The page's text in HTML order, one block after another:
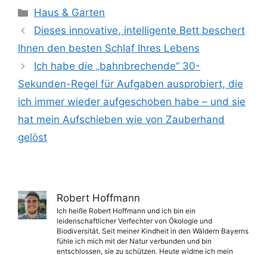
Kategorien
Haus & Garten
Dieses innovative, intelligente Bett beschert
Ihnen den besten Schlaf Ihres Lebens
Ich habe die „bahnbrechende“ 30-
Sekunden-Regel für Aufgaben ausprobiert, die
ich immer wieder aufgeschoben habe – und sie
hat mein Aufschieben wie von Zauberhand
gelöst
Robert Hoffmann
Ich heiße Robert Hoffmann und ich bin ein
leidenschaftlicher Verfechter von Ökologie und
Biodiversität. Seit meiner Kindheit in den Wäldern Bayerns
fühle ich mich mit der Natur verbunden und bin
entschlossen, sie zu schützen. Heute widme ich mein